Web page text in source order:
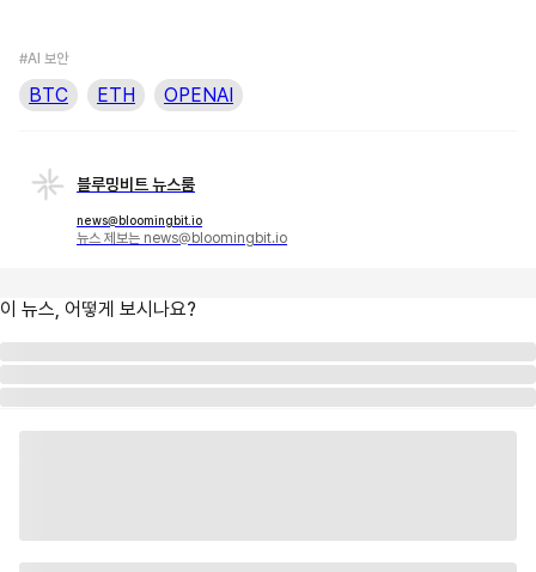
#AI 보안
BTC ETH OPENAI
블루밍비트 뉴스룸
news@bloomingbit.io
뉴스 제보는 news@bloomingbit.io
이 뉴스, 어떻게 보시나요?